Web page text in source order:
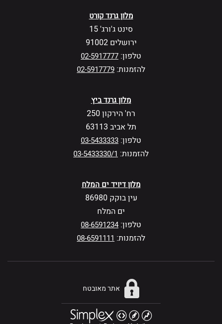
מלון גרנד קורט
סינט ג'ורג' 15
ירושלים 91002
טלפון: 02-5917777
להזמנות: 02-5917779
מלון גרנד ביץ
רח' הירקון 250
תל אביב 63113
טלפון: 03-5433333
להזמנות: 03-5433330/1
מלון דיויד ים המלח
עין בוקק 86980
ים המלח
טלפון: 08-6591234
להזמנות: 08-6591111
אתר מאובטח